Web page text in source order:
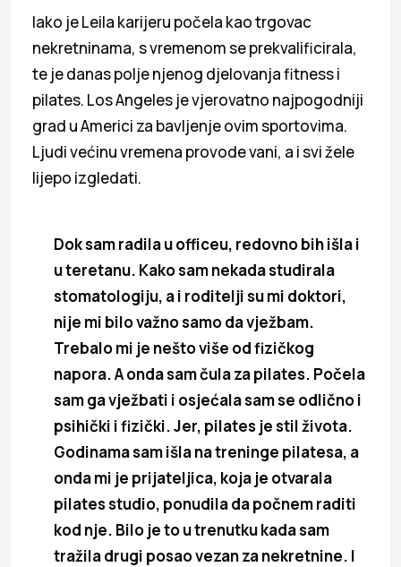
Iako je Leila karijeru počela kao trgovac
nekretninama, s vremenom se prekvalificirala,
te je danas polje njenog djelovanja fitness i
pilates. Los Angeles je vjerovatno najpogodniji
grad u Americi za bavljenje ovim sportovima.
Ljudi većinu vremena provode vani, a i svi žele
lijepo izgledati.
Dok sam radila u officeu, redovno bih išla i
u teretanu. Kako sam nekada studirala
stomatologiju, a i roditelji su mi doktori,
nije mi bilo važno samo da vježbam.
Trebalo mi je nešto više od fizičkog
napora. A onda sam čula za pilates. Počela
sam ga vježbati i osjećala sam se odlično i
psihički i fizički. Jer, pilates je stil života.
Godinama sam išla na treninge pilatesa, a
onda mi je prijateljica, koja je otvarala
pilates studio, ponudila da počnem raditi
kod nje. Bilo je to u trenutku kada sam
tražila drugi posao vezan za nekretnine. I